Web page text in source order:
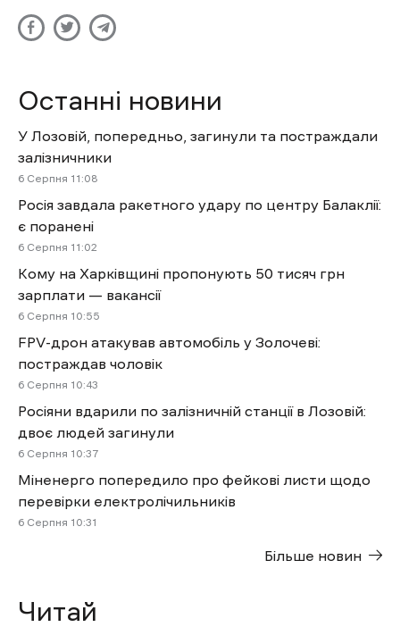
Останні новини
У Лозовій, попередньо, загинули та постраждали
залізничники
6 Cерпня 11:08
Росія завдала ракетного удару по центру Балаклії:
є поранені
6 Cерпня 11:02
Кому на Харківщині пропонують 50 тисяч грн
зарплати — вакансії
6 Cерпня 10:55
FPV-дрон атакував автомобіль у Золочеві:
постраждав чоловік
6 Cерпня 10:43
Росіяни вдарили по залізничній станції в Лозовій:
двоє людей загинули
6 Cерпня 10:37
Міненерго попередило про фейкові листи щодо
перевірки електролічильників
6 Cерпня 10:31
Більше новин
Читай